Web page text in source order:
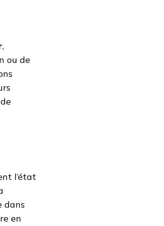
,
ou de
l’état
dans
en